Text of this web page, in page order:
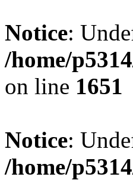
Notice:
/home/
on line 1651
Notice:
/home/